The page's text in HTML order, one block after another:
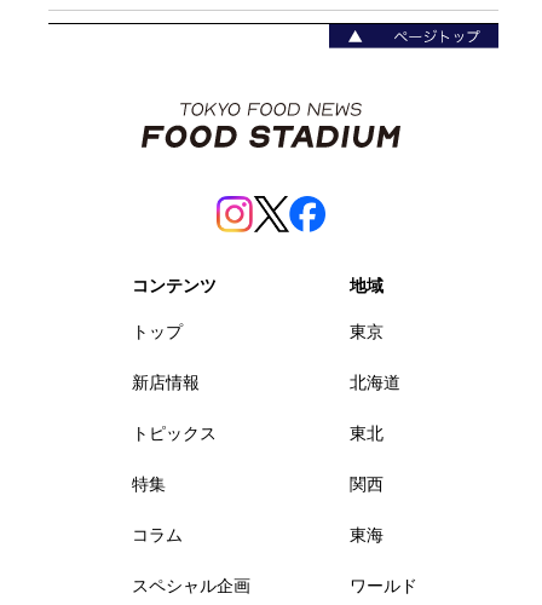
コンテンツ
トップ
新店情報
トピックス
特集
コラム
スペシャル企画
地域
東京
北海道
東北
関西
東海
ワールド